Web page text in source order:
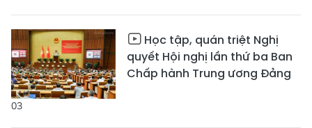
03
Học tập, quán triệt Nghị
quyết Hội nghị lần thứ ba Ban
Chấp hành Trung ương Đảng